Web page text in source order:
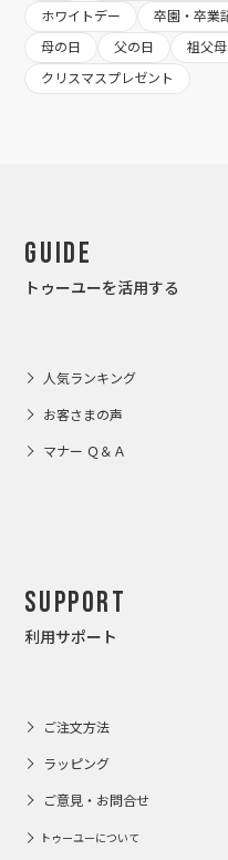
ホワイトデー
卒園・卒業
母の日
父の日
祖父
クリスマスプレゼント
Guide
トゥーユーを活用する
人気ランキング
お客さまの声
マナー Ｑ＆Ａ
Support
利用サポート
ご注文方法
ラッピング
ご意見・お問合せ
トゥーユーについて